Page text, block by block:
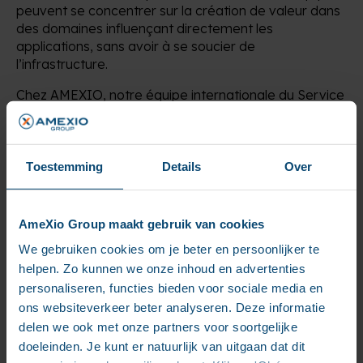
Toestemming Details Over
AmeXio Group maakt gebruik van cookies
We gebruiken cookies om je beter en persoonlijker te
helpen. Zo kunnen we onze inhoud en advertenties
personaliseren, functies bieden voor sociale media en
ons websiteverkeer beter analyseren. Deze informatie
delen we ook met onze partners voor soortgelijke
doeleinden. Je kunt er natuurlijk van uitgaan dat dit
peuvent se concentrer sur la création de valeur dans
des domaines influençant directement les
applications, sans avoir à se soucier de
l’infrastructure.
Chez AMEXIO, notre équipe internationale du Service
Center est chargée de surveiller la plateforme,
d’entretenir son infrastructure et les applications, ce
qui nous permet de mobiliser rapidement les
ressources disponibles et de faire appel à des
services supplémentaires si besoin.
4.Expérience de la migration
dans le cloud et évolutivité sur
demande
Pour la base de notrepile logicielle , nous avons
adopté une architecture à base de conteneurs
Les conteneurs nous permettent de regrouper les
divers services et applications requis dans un format